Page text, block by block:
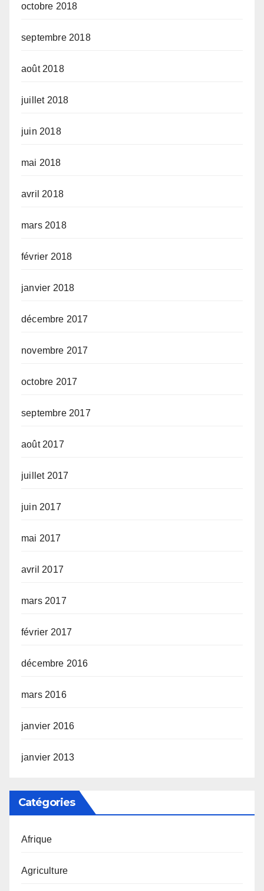
octobre 2018
septembre 2018
août 2018
juillet 2018
juin 2018
mai 2018
avril 2018
mars 2018
février 2018
janvier 2018
décembre 2017
novembre 2017
octobre 2017
septembre 2017
août 2017
juillet 2017
juin 2017
mai 2017
avril 2017
mars 2017
février 2017
décembre 2016
mars 2016
janvier 2016
janvier 2013
Catégories
Afrique
Agriculture